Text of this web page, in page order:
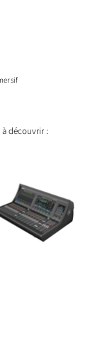
découvrir :